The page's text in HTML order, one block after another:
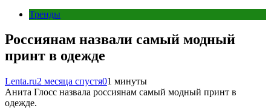
Тренды
Россиянам назвали самый модный
принт в одежде
Lenta.ru2 месяца спустя01 минуты
Анита Глосс назвала россиянам самый модный принт в
одежде.